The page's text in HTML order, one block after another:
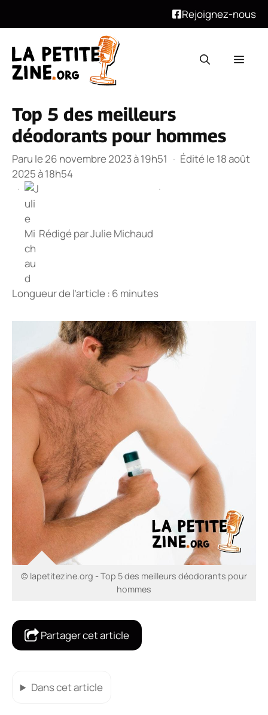
Rejoignez-nous
contenu
Top 5 des meilleurs
déodorants pour hommes
Paru le 26 novembre 2023 à 19h51 · Édité le 18 août
2025 à 18h54
·
Rédigé parJulie Michaud
·
Longueur de l’article : 6 minutes
© lapetitezine.org - Top 5 des meilleurs déodorants pour
hommes
Partager cet article
Dans cet article